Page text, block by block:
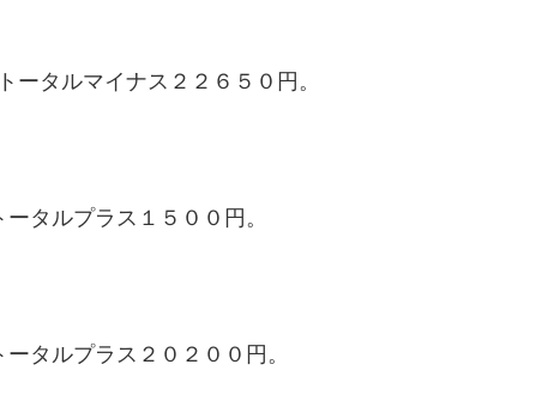
ータルマイナス２２６５０円。
タルプラス１５００円。
タルプラス２０２００円。